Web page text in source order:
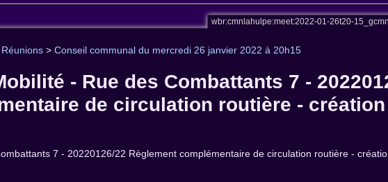
wbr:cmnlahulpe:meet:2022-01-26t20-
Réunions >Conseil communal du mercredi 26 janvier 2022 à 20h15
- Rue des Combattants 7 -
de circulation routière - création
7 - 20220126/22 Règlement complémentaire de circulation routière -